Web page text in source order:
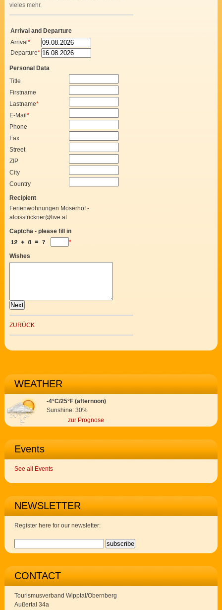
vieles mehr.
Arrival and Departure
Arrival *
Departure*
Personal Data
Title
Firstname
Lastname*
E-Mail *
Phone
Fax
Street
ZIP
City
Country
Recipient
Ferienwohnungen Moserhof -
aloisstrickner@live.at
Captcha - please fill in
*
Wishes
ZURÜCK
WEATHER
-4°C/25°F (afternoon)
Sunshine: 30%
zur Prognose
Events
See all Events
NEWSLETTER
Register here for our newsletter:
CONTACT
Tourismusverband Wipptal/Obernberg
Außertal 34a